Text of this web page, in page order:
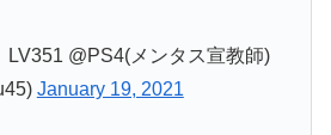
@PS4(メンタス宣教師)
January 19, 2021